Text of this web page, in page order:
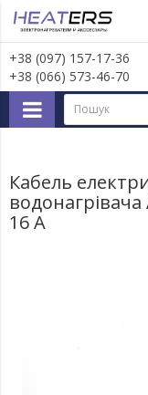
+38 (097) 157-17-36
+38 (066) 573-46-70
Запчастини для
Кабель
16 А